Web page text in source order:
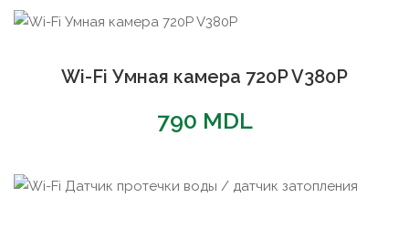
Wi-Fi Умная камера 720P V380P
790 MDL